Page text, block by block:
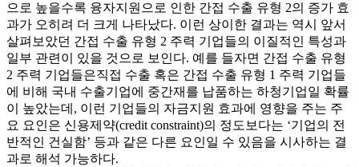
으로 높을수록 융자지원으로 인한 간접 수출 유형 2의 증가 효
과가 오히려 더 크게 나타났다. 이런 상이한 결과는 역시 앞서
살펴보았던 간접 수출 유형 2 주력 기업들의 이질적인 특성과
일부 관련이 있을 것으로 보인다. 예를 들자면 간접 수출 유형
2 주력 기업들은직접 수출 혹은 간접 수출 유형 1 주력 기업들
에 비해 국내 수출기업에 중간재를 납품하는 하청기업일 확률
이 높았는데, 이런 기업들의 자금지원 효과에 영향을 주는 주
요 요인은 신용제약(credit constraint)의 정도보다는 ‘기업의 전
반적인 건실함’ 등과 같은 다른 요인일 수 있음을 시사하는 결
과로 해석 가능하다.